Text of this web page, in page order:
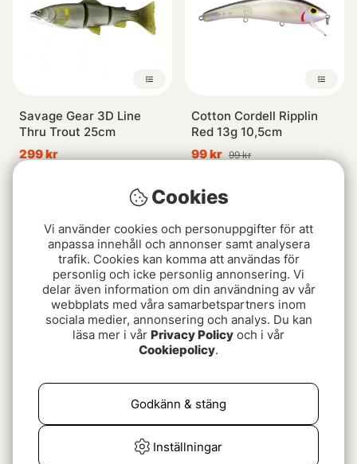
Savage Gear 3D Line
Thru Trout 25cm
299 kr
Cotton Cordell Ripplin
Red 13g 10,5cm
99 kr 99 kr
Heddon Hellbender 14cm
149 kr
Slutsåld
VMC Mustache Rig &
Slutsåld
Cookies
Vi använder cookies och personuppgifter för att
anpassa innehåll och annonser samt analysera
trafik. Cookies kan komma att användas för
personlig och icke personlig annonsering. Vi
delar även information om din användning av vår
webbplats med våra samarbetspartners inom
sociala medier, annonsering och analys. Du kan
läsa mer i vår Privacy Policy och i vår
Cookiepolicy.
Inställningar
Godkänn & stäng